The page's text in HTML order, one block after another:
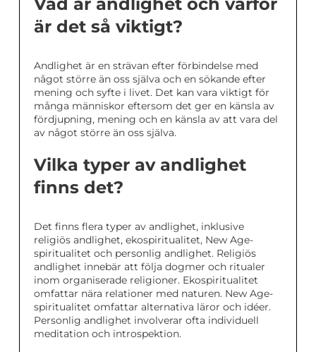
Vad är andlighet och varför
är det så viktigt?
Andlighet är en strävan efter förbindelse med
något större än oss själva och en sökande efter
mening och syfte i livet. Det kan vara viktigt för
många människor eftersom det ger en känsla av
fördjupning, mening och en känsla av att vara del
av något större än oss själva.
Vilka typer av andlighet
finns det?
Det finns flera typer av andlighet, inklusive
religiös andlighet, ekospiritualitet, New Age-
spiritualitet och personlig andlighet. Religiös
andlighet innebär att följa dogmer och ritualer
inom organiserade religioner. Ekospiritualitet
omfattar nära relationer med naturen. New Age-
spiritualitet omfattar alternativa läror och idéer.
Personlig andlighet involverar ofta individuell
meditation och introspektion.